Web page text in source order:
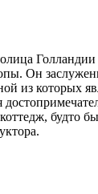
Он
из которых
будто